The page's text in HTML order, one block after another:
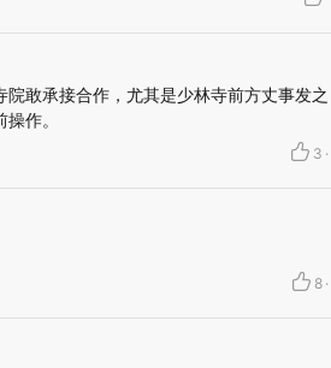
敢承接合作，尤其是少林寺前方丈事发之
作。
3 ·
8 ·